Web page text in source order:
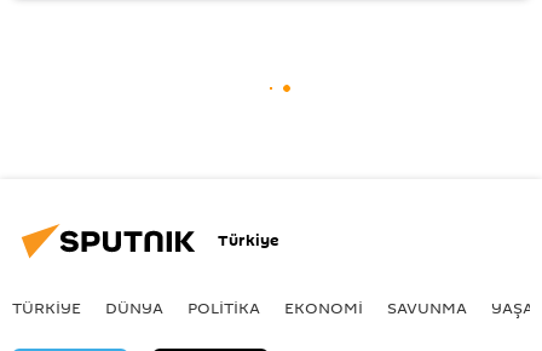
Türkiye
TÜRKIYE DÜNYA POLİTİKA EKONOMİ SAVUNMA